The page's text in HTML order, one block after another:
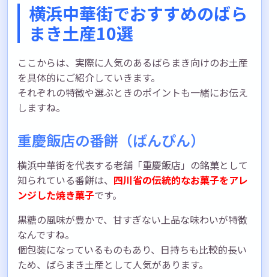
横浜中華街でおすすめのばら
まき土産10選
ここからは、実際に人気のあるばらまき向けのお土産
を具体的にご紹介していきます。
それぞれの特徴や選ぶときのポイントも一緒にお伝え
しますね。
重慶飯店の番餅（ばんぴん）
横浜中華街を代表する老舗「重慶飯店」の銘菓として
知られている番餅は、 四川省の伝統的なお菓子をアレ
ンジした焼き菓子です。
黒糖の風味が豊かで、甘すぎない上品な味わいが特徴
なんですね。
個包装になっているものもあり、日持ちも比較的長い
ため、ばらまき土産として人気があります。